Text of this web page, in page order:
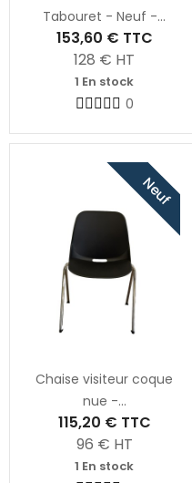
Tabouret - Neuf -...
153,60 € TTC
128 € HT
1 En stock
0
Neuf
Chaise visiteur coque
nue -...
115,20 € TTC
96 € HT
1 En stock